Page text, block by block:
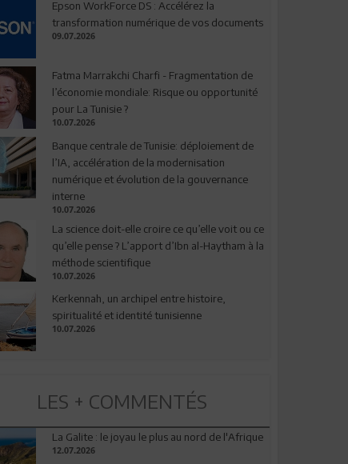
Epson WorkForce DS : Accélérez la
transformation numérique de vos documents
09.07.2026
Fatma Marrakchi Charfi - Fragmentation de
l’économie mondiale: Risque ou opportunité
pour La Tunisie ?
10.07.2026
Banque centrale de Tunisie: déploiement de
l’IA, accélération de la modernisation
numérique et évolution de la gouvernance
interne
10.07.2026
La science doit-elle croire ce qu’elle voit ou ce
qu’elle pense ? L’apport d’Ibn al-Haytham à la
méthode scientifique
10.07.2026
Kerkennah, un archipel entre histoire,
spiritualité et identité tunisienne
10.07.2026
LES + COMMENTÉS
La Galite : le joyau le plus au nord de l'Afrique
12.07.2026